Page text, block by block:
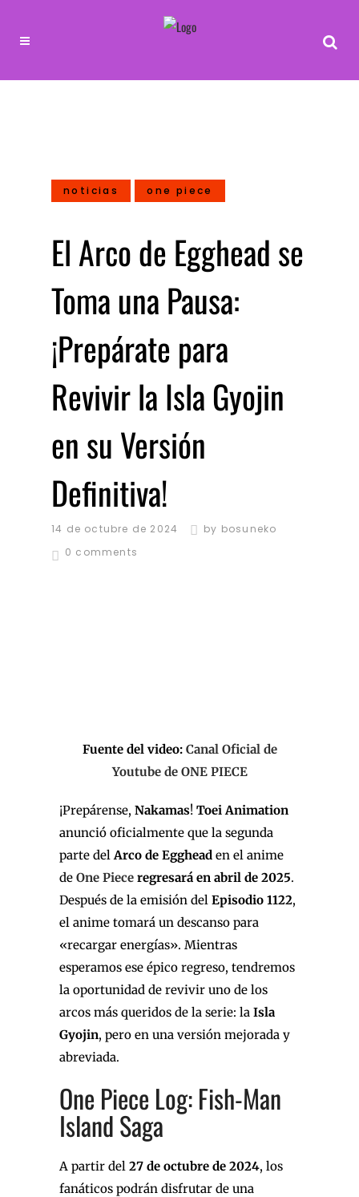
noticias one piece
El Arco de Egghead se
Toma una Pausa:
¡Prepárate para
Revivir la Isla Gyojin
en su Versión
Definitiva!
14 de octubre de 2024 by bosuneko
0 comments
Fuente del video: Canal Oficial de
Youtube de ONE PIECE
¡Prepárense, Nakamas! Toei Animation
anunció oficialmente que la segunda
parte del Arco de Egghead en el anime
de One Piece regresará en abril de 2025.
Después de la emisión del Episodio 1122,
el anime tomará un descanso para
«recargar energías». Mientras
esperamos ese épico regreso, tendremos
la oportunidad de revivir uno de los
arcos más queridos de la serie: la Isla
Gyojin, pero en una versión mejorada y
abreviada.
One Piece Log: Fish-Man
Island Saga
A partir del 27 de octubre de 2024, los
fanáticos podrán disfrutar de una